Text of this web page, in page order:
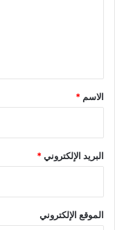
*
الاسم *
البريد الإلكتروني*
الموقع الإلكتروني